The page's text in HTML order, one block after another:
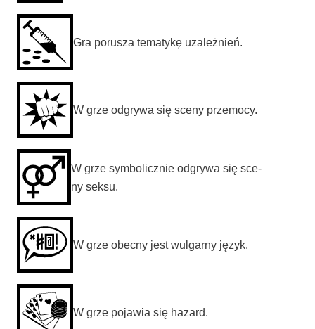
Gra poru­sza tema­ty­kę uzależnień.
W grze odgry­wa się sce­ny przemocy.
W grze sym­bo­licz­nie odgry­wa się sce­
ny seksu.
W grze obec­ny jest wul­gar­ny język.
W grze poja­wia się hazard.